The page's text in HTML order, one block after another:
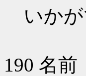
いか
190 名前